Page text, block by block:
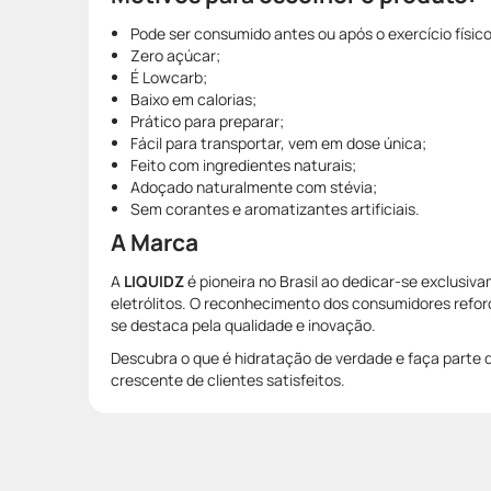
Pode ser consumido antes ou após o exercício
Zero açúcar;
É Lowcarb;
Baixo em calorias;
Prático para preparar;
Fácil para transportar, vem em dose única;
Feito com ingredientes naturais;
Adoçado naturalmente com stévia;
Sem corantes e aromatizantes artificiais.
A Marca
A LIQUIDZé pioneira no Brasil ao dedicar-se
eletrólitos. O reconhecimento dos consumidores
se destaca pela qualidade e inovação.
Descubra o que é hidratação de verdade e faça parte
crescente de clientes satisfeitos.